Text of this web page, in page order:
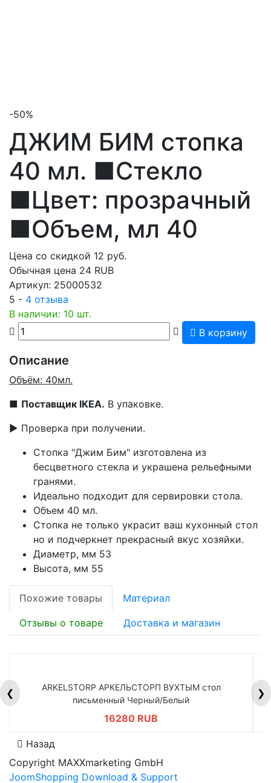
-50%
ДЖИМ БИМ стопка
40 мл. ■Стекло
■Цвет: прозрачный
■Объем, мл 40
Цена со скидкой 12 руб.
Обычная цена 24 RUB
Артикул: 25000532
5 - 4 отзыва
В наличии: 10 шт.
В корзину
Описание
Объём: 40мл.
■ Поставщик IKEA. В упаковке.
▶ Проверка при получении.
Стопка "Джим Бим" изготовлена из
бесцветного стекла и украшена рельефными
гранями.
Идеально подходит для сервировки стола.
Объем 40 мл.
Стопка не только украсит ваш кухонный стол
но и подчеркнет прекрасный вкус хозяйки.
Диаметр, мм 53
Высота, мм 55
Похожие товары Материал
Отзывы о товаре Доставка и магазин
❮
ARKELSTORP АРКЕЛЬСТОРП ВУХТЫМ стол
письменный Черный/Белый
16280 RUB
❯
Назад
Copyright MAXXmarketing GmbH
JoomShopping Download & Support